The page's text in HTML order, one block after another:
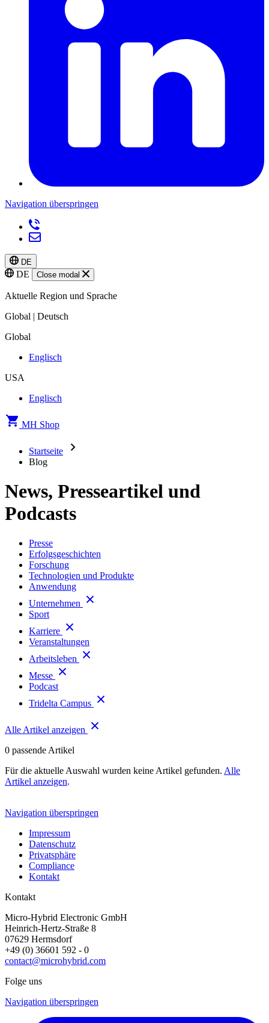
Navigation überspringen
DE
DE Close modal
Aktuelle Region und Sprache
Global | Deutsch
Global
Englisch
USA
Englisch
MH Shop
Startseite
Blog
News, Presseartikel und
Podcasts
Presse
Erfolgsgeschichten
Forschung
Technologien und Produkte
Anwendung
Unternehmen
Sport
Karriere
Veranstaltungen
Arbeitsleben
Messe
Podcast
Tridelta Campus
Alle Artikel anzeigen
0 passende Artikel
Für die aktuelle Auswahl wurden keine Artikel gefunden. Alle
Artikel anzeigen.
Navigation überspringen
Impressum
Datenschutz
Privatsphäre
Compliance
Kontakt
Kontakt
Micro-Hybrid Electronic GmbH
Heinrich-Hertz-Straße 8
07629 Hermsdorf
+49 (0) 36601 592 - 0
contact@microhybrid.com
Folge uns
Navigation überspringen